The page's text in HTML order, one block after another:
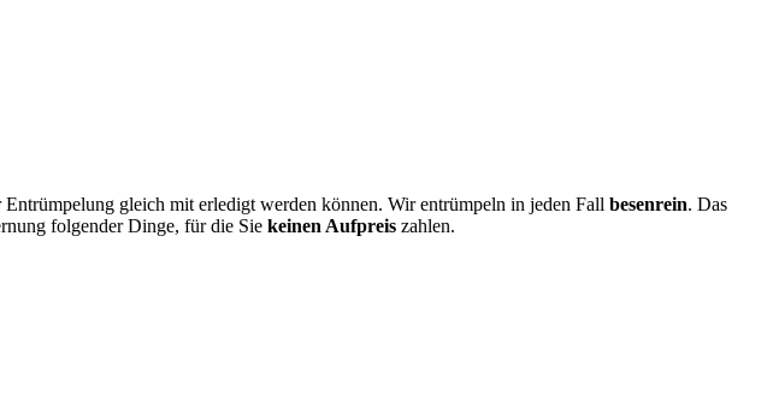
gleich mit erledigt werden können. Wir entrümpeln in jeden Fall besenrein. Das
folgender Dinge, für die Sie keinen Aufpreis zahlen.